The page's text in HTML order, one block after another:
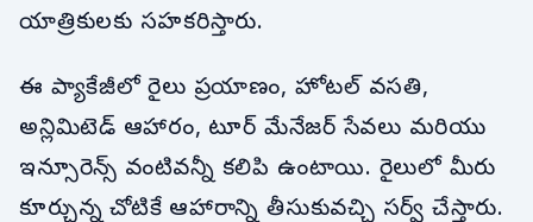
యాత్రికులకు సహకరిస్తారు.
ఈ ప్యాకేజీలో రైలు ప్రయాణం, హోటల్ వసతి,
అన్లిమిటెడ్ ఆహారం, టూర్ మేనేజర్ సేవలు మరియు
ఇన్సూరెన్స్ వంటివన్నీ కలిపి ఉంటాయి. రైలులో మీరు
కూర్చున్న చోటికే ఆహారాన్ని తీసుకువచ్చి సర్వ్ చేస్తారు.